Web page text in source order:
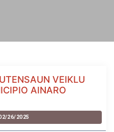
VEIKLU
AINARO
26/2025